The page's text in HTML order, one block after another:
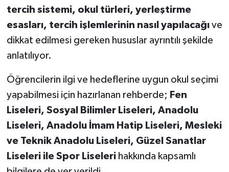
tercih sistemi, okul türleri, yerleştirme
esasları, tercih işlemlerinin nasıl yapılacağıve
dikkat edilmesi gereken hususlar ayrıntılı şekilde
anlatılıyor.
Öğrencilerin ilgi ve hedeflerine uygun okul seçimi
yapabilmesi için hazırlanan rehberde; Fen
Liseleri, Sosyal Bilimler Liseleri, Anadolu
Liseleri, Anadolu İmam Hatip Liseleri, Mesleki
ve Teknik Anadolu Liseleri, Güzel Sanatlar
Liseleri ile Spor Liselerihakkında kapsamlı